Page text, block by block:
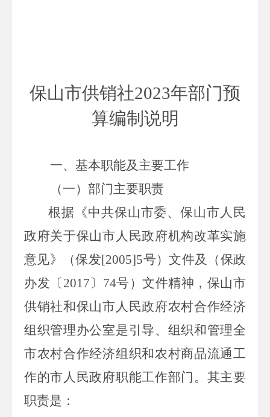
保山市供销社2023年部门预
算编制说明
一、基本职能及主要工作
（一）部门主要职责
根据《中共保山市委、保山市人民
政府关于保山市人民政府机构改革实施
意见》（保发[2005]5号）文件及（保政
办发〔 2017〕 74号）文件精神，保山市
供销社和保山市人民政府农村合作经济
组织管理办公室是引导、组织和管理全
市农村合作经济组织和农村商品流通工
作的市人民政府职能工作部门。其主要
职责是：